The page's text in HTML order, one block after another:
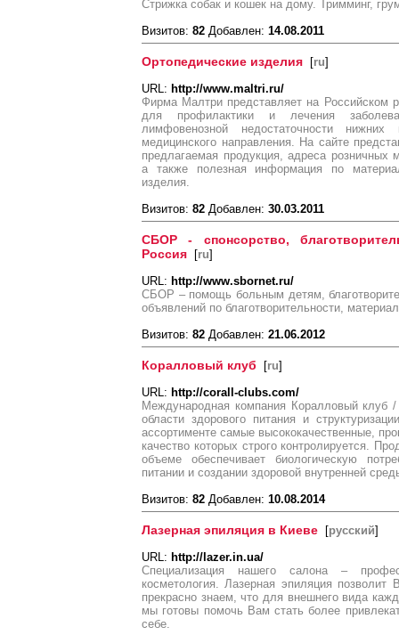
Стрижка собак и кошек на дому. Тримминг,
Визитов: 82 Добавлен: 14.08.2011
Ортопедические изделия [ru]
URL: http://www.maltri.ru/
Фирма Малтри представляет на Российском
для профилактики и лечения
лимфовенозной недостаточности нижних
медицинского направления. На сайте
предлагаемая продукция, адреса розничных
а также полезная информация по
изделия.
Визитов: 82 Добавлен: 30.03.2011
СБОР - спонсорство,
Россия [ru]
URL: http://www.sbornet.ru/
СБОР – помощь больным детям,
объявлений по благотворительности,
Визитов: 82 Добавлен: 21.06.2012
Коралловый клуб [ru]
URL: http://corall-clubs.com/
Международная компания Коралловый клуб
области здорового питания и
ассортименте самые высококачественные,
качество которых строго контролируется.
объеме обеспечивает биологическую
питании и создании здоровой внутренней
Визитов: 82 Добавлен: 10.08.2014
Лазерная эпиляция в Киеве [русский]
URL: http://lazer.in.ua/
Специализация нашего салона –
косметология. Лазерная эпиляция
прекрасно знаем, что для внешнего вида
мы готовы помочь Вам стать более
себе.